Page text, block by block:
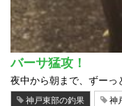
バーサ猛攻！
夜中から朝まで、ずーっ
神戸東部の釣果 神